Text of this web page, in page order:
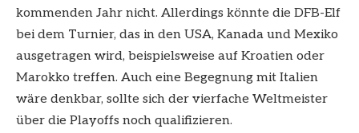
kommenden Jahr nicht. Allerdings könnte die DFB-Elf
bei dem Turnier, das in den USA, Kanada und Mexiko
ausgetragen wird, beispielsweise auf Kroatien oder
Marokko treffen. Auch eine Begegnung mit Italien
wäre denkbar, sollte sich der vierfache Weltmeister
über die Playoffs noch qualifizieren.